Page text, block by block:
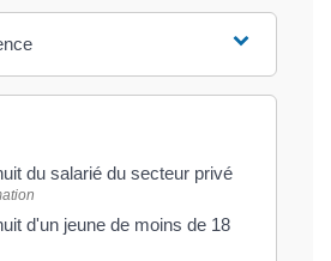
du salarié du secteur privé
d'un jeune de moins de 18